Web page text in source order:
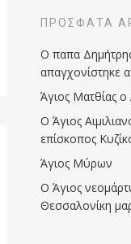
ΠΡΌΣΦΑΤΑ
Ο παπα
απαγχονίστηκε
Άγιος Ματθίας
Ο Άγιος
επίσκοπος
Άγιος Μύρων
Ο Άγιος
Θεσσαλονίκη